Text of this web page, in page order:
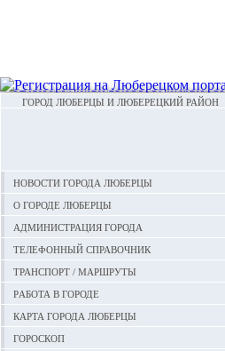
ГОРОД ЛЮБЕРЦЫ И ЛЮБЕРЕЦКИЙ РАЙОН
Новости города Люберцы
О городе Люберцы
Администрация города
Телефонный справочник
Транспорт / маршруты
Работа в городе
Карта города Люберцы
Гороскоп